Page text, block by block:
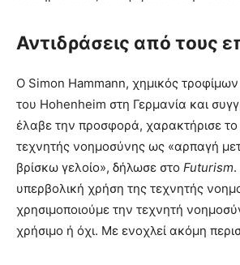
Αντιδράσεις από τους
Ο Simon Hammann, χημικός τροφίμων
του Hohenheim στη Γερμανία και
έλαβε την προσφορά, χαρακτήρισε
τεχνητής νοημοσύνης ως «αρπαγή
βρίσκω γελοίο», δήλωσε στο Futurism.
υπερβολική χρήση της τεχνητής
χρησιμοποιούμε την τεχνητή
χρήσιμο ή όχι. Με ενοχλεί ακόμη